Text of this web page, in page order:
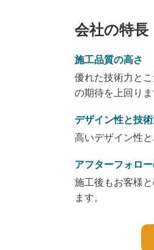
会社の特長
施工品質の高さ
優れた技術力と
の期待を上回りま
デザイン性と技
高いデザイン性
アフターフォロ
施工後もお客様
ます。